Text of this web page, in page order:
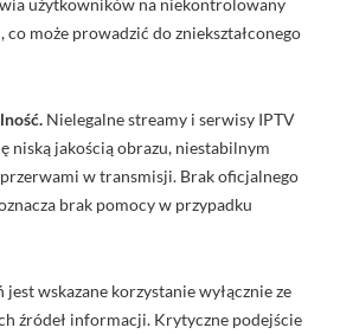
może prowadzić do zniekształconego
Nielegalne streamy i serwisy IPTV
niską jakością obrazu, niestabilnym
w transmisji. Brak oficjalnego
brak pomocy w przypadku
wskazane korzystanie wyłącznie ze
źródeł informacji. Krytyczne podejście